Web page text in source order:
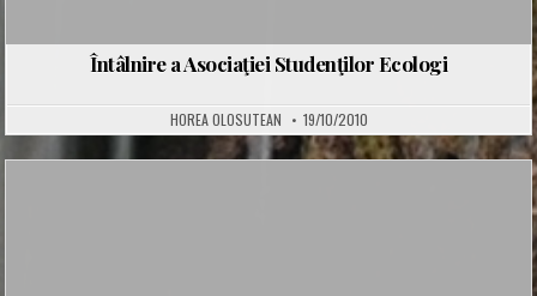
Întâlnire a Asociaţiei Studenţilor Ecologi
HOREA OLOSUTEAN 19/10/2010